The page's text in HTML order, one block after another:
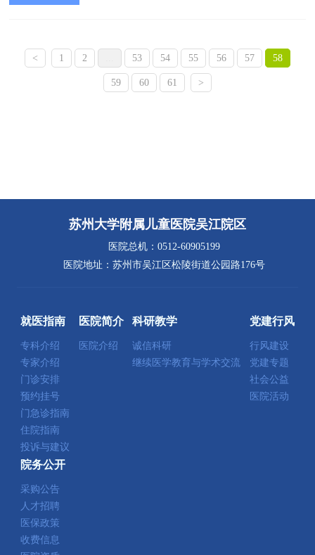
< 1 2 53 54 55 56 57 58
59 60 61 >
苏州大学附属儿童医院吴江院区
医院总机：0512-60905199
医院地址：苏州市吴江区松陵街道公园路176号
就医指南
专科介绍
专家介绍
门诊安排
预约挂号
门急诊指南
住院指南
投诉与建议
医院简介
医院介绍
科研教学
诚信科研
继续医学教育与学术交流
党建行风
行风建设
党建专题
社会公益
医院活动
院务公开
采购公告
人才招聘
医保政策
收费信息